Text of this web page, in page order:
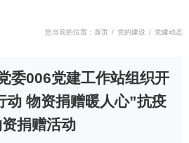
您当前的位置：首页 / 党的建设 / 党建动态
委006党建工作站组织开
动 物资捐赠暖人心”抗疫
捐赠活动